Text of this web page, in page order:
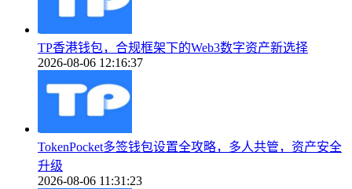
TP香港钱包，合规框架下的Web3数字资产新选择
2026-08-06 12:16:37
TokenPocket多签钱包设置全攻略，多人共管，资产安全
升级
2026-08-06 11:31:23